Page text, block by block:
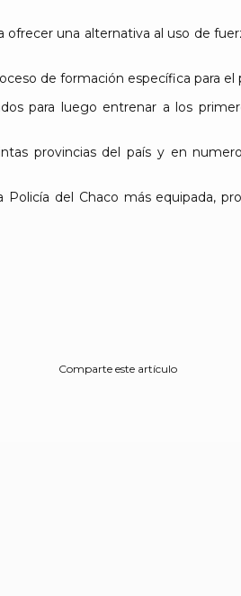
una alternativa al uso de
de formación específica para el
para luego entrenar a los
provincias del país y en
del Chaco más equipada,
Comparte este artículo